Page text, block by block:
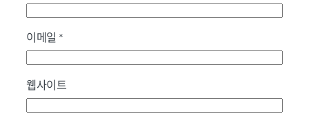
이메일 *
웹사이트